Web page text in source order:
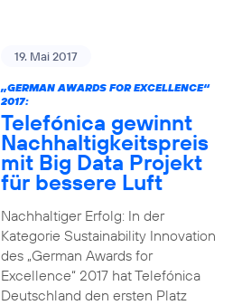
19. Mai 2017
„GERMAN AWARDS FOR EXCELLENCE“
2017:
Telefónica gewinnt
Nachhaltigkeitspreis
mit Big Data Projekt
für bessere Luft
Nachhaltiger Erfolg: In der
Kategorie Sustainability Innovation
des „German Awards for
Excellence“ 2017 hat Telefónica
Deutschland den ersten Platz